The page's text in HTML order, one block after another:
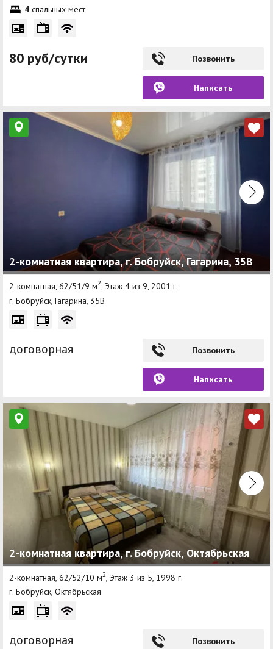
4 спальных мест
80 руб/сутки Позвонить
Написать
2-комнатная квартира, г. Бобруйск, Гагарина, 35B
2-комнатная, 62/51/9 м2, Этаж 4 из 9, 2001 г.
г. Бобруйск, Гагарина, 35B
договорная Позвонить
Написать
2-комнатная квартира, г. Бобруйск, Октябрьская
2-комнатная, 62/52/10 м2 , Этаж 3 из 5, 1998 г.
г. Бобруйск, Октябрьская
договорная Позвонить